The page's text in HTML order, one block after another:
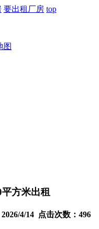
要出租厂房 top
图
方米出租
4/14 点击次数：496